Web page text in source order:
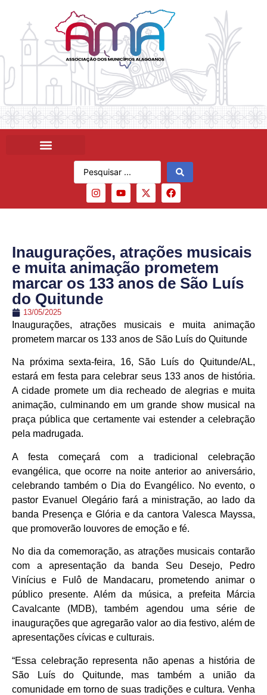
Inaugurações, atrações musicais
e muita animação prometem
marcar os 133 anos de São Luís
do Quitunde
13/05/2025
Inaugurações, atrações musicais e muita animação
prometem marcar os 133 anos de São Luís do Quitunde
Na próxima sexta-feira, 16, São Luís do Quitunde/AL,
estará em festa para celebrar seus 133 anos de história.
A cidade promete um dia recheado de alegrias e muita
animação, culminando em um grande show musical na
praça pública que certamente vai estender a celebração
pela madrugada.
A festa começará com a tradicional celebração
evangélica, que ocorre na noite anterior ao aniversário,
celebrando também o Dia do Evangélico. No evento, o
pastor Evanuel Olegário fará a ministração, ao lado da
banda Presença e Glória e da cantora Valesca Mayssa,
que promoverão louvores de emoção e fé.
No dia da comemoração, as atrações musicais contarão
com a apresentação da banda Seu Desejo, Pedro
Vinícius e Fulô de Mandacaru, prometendo animar o
público presente. Além da música, a prefeita Márcia
Cavalcante (MDB), também agendou uma série de
inaugurações que agregarão valor ao dia festivo, além de
apresentações cívicas e culturais.
“Essa celebração representa não apenas a história de
São Luís do Quitunde, mas também a união da
comunidade em torno de suas tradições e cultura. Venha